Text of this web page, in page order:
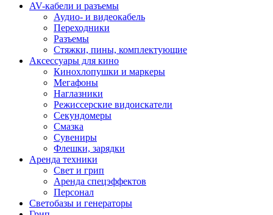
AV-кабели и разъемы
Аудио- и видеокабель
Переходники
Разъемы
Стяжки, пины, комплектующие
Аксессуары для кино
Кинохлопушки и маркеры
Мегафоны
Наглазники
Режиссерские видоискатели
Секундомеры
Смазка
Сувениры
Флешки, зарядки
Аренда техники
Свет и грип
Аренда спецэффектов
Персонал
Светобазы и генераторы